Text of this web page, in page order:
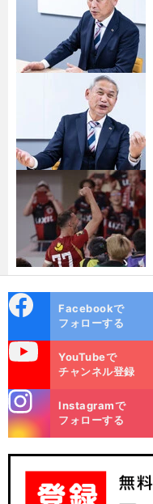
ok
Facebookで
フォローする
YouTubeで
チャンネル登録
m
Instagramで
フォローする